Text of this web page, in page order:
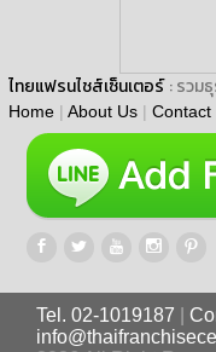
ไทยแฟรนไชส์เซ็นเตอร์ : รวม
Home | About Us | Contact
Tel. 02-1019187